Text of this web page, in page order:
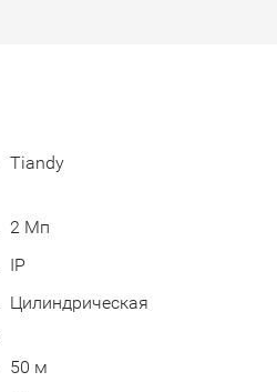
Tiandy
2 Мп
IP
Цилиндрическая
50 м